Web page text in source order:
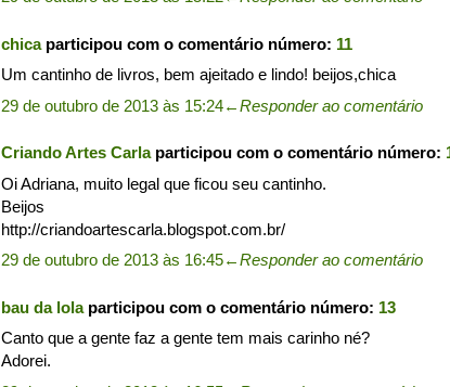
chicaparticipou com o comentário número: 11
Um cantinho de livros, bem ajeitado e lindo! beijos,chica
29 de outubro de 2013 às 15:24←Responder ao comentário
Criando Artes Carlaparticipou com o comentário número:
Oi Adriana, muito legal que ficou seu cantinho.
Beijos
http://criandoartescarla.blogspot.com.br/
29 de outubro de 2013 às 16:45←Responder ao comentário
bau da lolaparticipou com o comentário número: 13
Canto que a gente faz a gente tem mais carinho né?
Adorei.